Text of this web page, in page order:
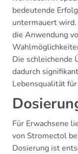
bedeutende
untermauert
die Anwendung
Die schleichende
dadurch
Lebensqualität
Für Erwachsene
von Stromectol
Dosierung ist